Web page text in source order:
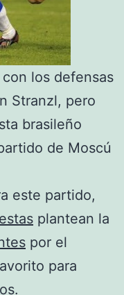
los defensas
Stranzl, pero
brasileño
de Moscú
este partido,
plantean la
por el
para